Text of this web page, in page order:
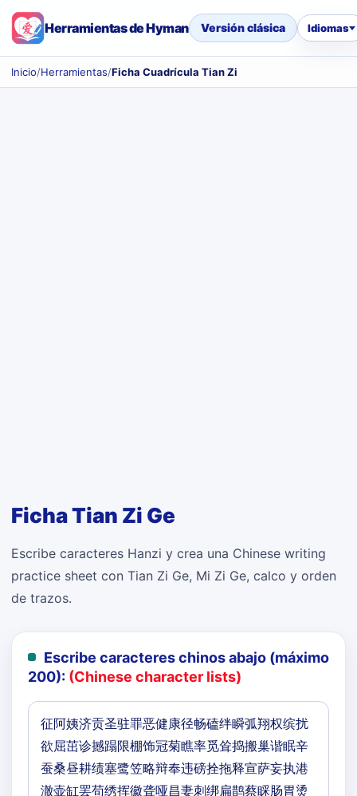
Herramientas de Hyman Versión clásica Idiomas
Inicio/Herramientas/Ficha Cuadrícula Tian Zi
Ficha Tian Zi Ge
Escribe caracteres Hanzi y crea una Chinese writing
practice sheet con Tian Zi Ge, Mi Zi Ge, calco y orden
de trazos.
Escribe caracteres chinos abajo (máximo
200): (Chinese character lists)